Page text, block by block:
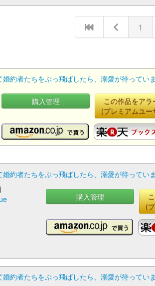
1
約者たちをぶっ飛ばしたら、溺愛が待って
購入管理
この作品をアラ
(プレミアムユー
約者たちをぶっ飛ばしたら、溺愛が待って
購入管理
(
約者たちをぶっ飛ばしたら、溺愛が待って